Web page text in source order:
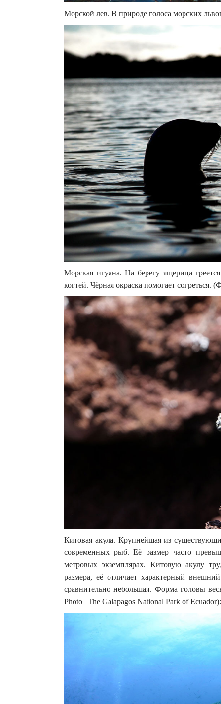
Морской лев. В природе голоса морских
Морская игуана. На берегу ящерица
когтей. Чёрная окраска помогает согреться.
Китовая акула. Крупнейшая из
современных рыб. Её размер часто
метровых экземплярах. Китовую акулу
размера, её отличает характерный
сравнительно небольшая. Форма головы
Photo | The Galapagos National Park of Ecuador):